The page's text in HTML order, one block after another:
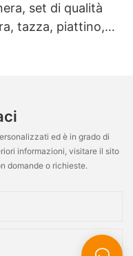
set di qualità
tazza, piattino,
ed è in grado di
informazioni, visitare il sito
domande o richieste.